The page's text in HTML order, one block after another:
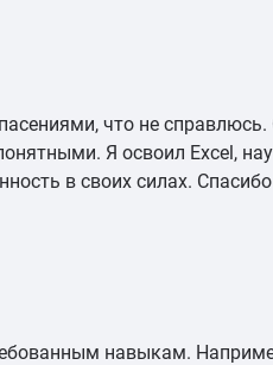
что не
Я освоил Excel,
в своих силах.
навыкам.